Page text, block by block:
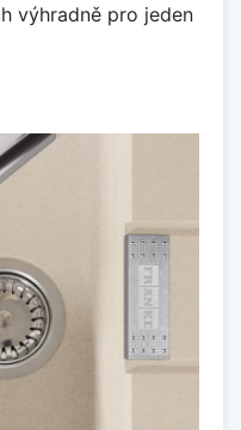
výhradně pro jeden